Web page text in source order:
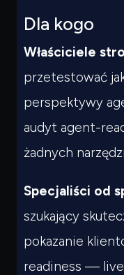
Dla kogo
Właściciele
przetestować
perspektywy
audyt agent-
żadnych
Specjaliści od
szukający
pokazanie
readiness — live
Czego
Powiedz czym się